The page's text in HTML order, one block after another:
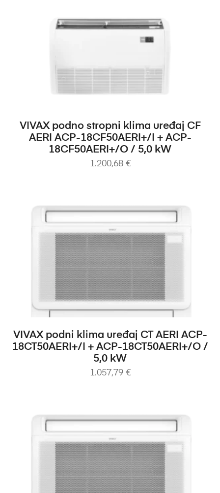
DODAJ U KOŠARICU
VIVAX podno stropni klima uređaj CF
AERI ACP-18CF50AERI+/I + ACP-
18CF50AERI+/O / 5,0 kW
1.200,68 €
DODAJ U KOŠARICU
VIVAX podni klima uređaj CT AERI ACP-
18CT50AERI+/I + ACP-18CT50AERI+/O /
5,0 kW
1.057,79 €